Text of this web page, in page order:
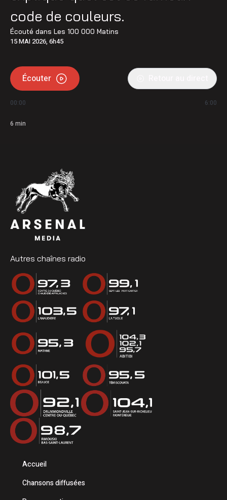
code de couleurs.
Écouté dans Les 100 000 Matins
15 MAI 2026, 6h45
Écouter
00:00 6:00
6 min
Autres chaînes radio
Accueil
Chansons diffusées